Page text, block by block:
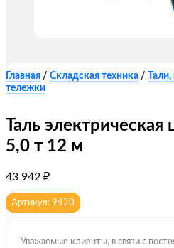
Главная / Складская техника /
тележки
Таль электрическая
5,0 т 12 м
43 942 ₽
Артикул: 9420
Уважаемые клиенты, в связи с